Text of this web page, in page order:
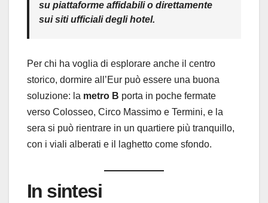
su piattaforme affidabili o direttamente
sui siti ufficiali degli hotel.
Per chi ha voglia di esplorare anche il centro
storico, dormire all’Eur può essere una buona
soluzione: la metro B porta in poche fermate
verso Colosseo, Circo Massimo e Termini, e la
sera si può rientrare in un quartiere più tranquillo,
con i viali alberati e il laghetto come sfondo.
In sintesi